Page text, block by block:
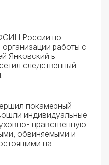
России по
работы с
Янковский в
следственный
покамерный
индивидуальные
нравственную
обвиняемыми и
на